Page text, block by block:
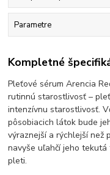
Parametre
Kompletné
Pleťové sérum Arencia
rutinnú starostlivosť –
intenzívnu starostlivosť.
pôsobiacich látok bude
výraznejší a rýchlejší než
navyše uľahčí jeho
pleti.